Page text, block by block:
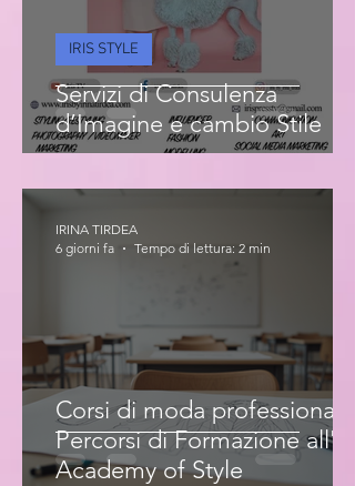
Servizi di Consulenza
d’Imagine e cambio Stile
IRIS STYLE
Corsi di moda professionale:
Percorsi di Formazione all'Iris
Academy of Style
IRINA TIRDEA
6 giorni fa
Tempo di lettura: 2 min